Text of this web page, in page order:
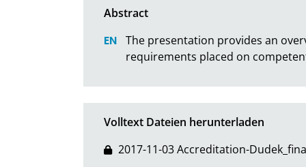
The presentation provides an
requirements placed on
Volltext Dateien herunterladen
2017-11-03 Accreditation-